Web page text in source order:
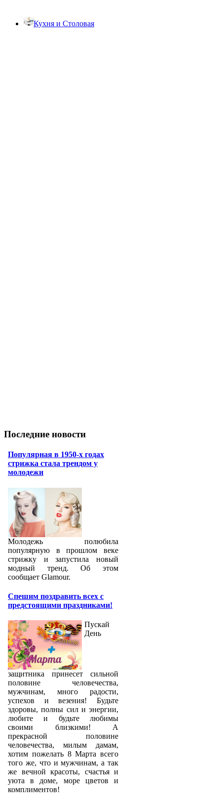
Кухня и Столовая
Последние новости
Популярная в 1950-х годах
стрижка стала трендом у
молодежи
Молодежь полюбила
популярную в прошлом веке
стрижку и запустила новый
модный тренд. Об этом
сообщает Glamour.
Спешим поздравить всех с
предстоящими праздниками!
Пускай
День
защитника принесет сильной
половине человечества,
мужчинам, много радости,
успехов и везения! Будьте
здоровы, полны сил и энергии,
любите и будьте любимы
своими близкими! А
прекрасной половине
человечества, милым дамам,
хотим пожелать 8 Марта всего
того же, что и мужчинам, а так
же вечной красоты, счастья и
уюта в доме, море цветов и
комплиментов!